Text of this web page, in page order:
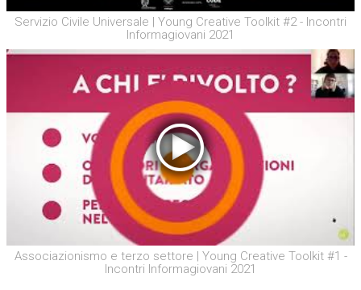
Servizio Civile Universale | Young Creative Toolkit #2 - Incontri
Informagiovani 2021
Associazionismo e terzo settore | Young Creative Toolkit #1 -
Incontri Informagiovani 2021